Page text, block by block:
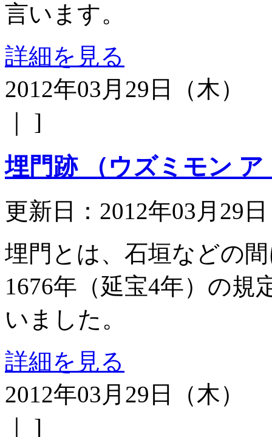
言います。
詳細を見る
2012年03月29日（木）
｜ ]
埋門跡 （ウズミモン ア
更新日：2012年03月29
埋門とは、石垣などの
1676年（延宝4年）の
いました。
詳細を見る
2012年03月29日（木）
｜ ]